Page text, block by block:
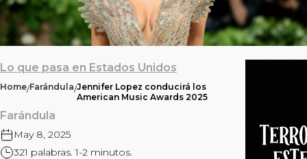
Lo que pasa en Estados Unidos
Home/Farándula/Jennifer Lopez conducirá los
American Music Awards 2025
Farándula
May 8, 2025
321 palabras. 1-2 minutos.